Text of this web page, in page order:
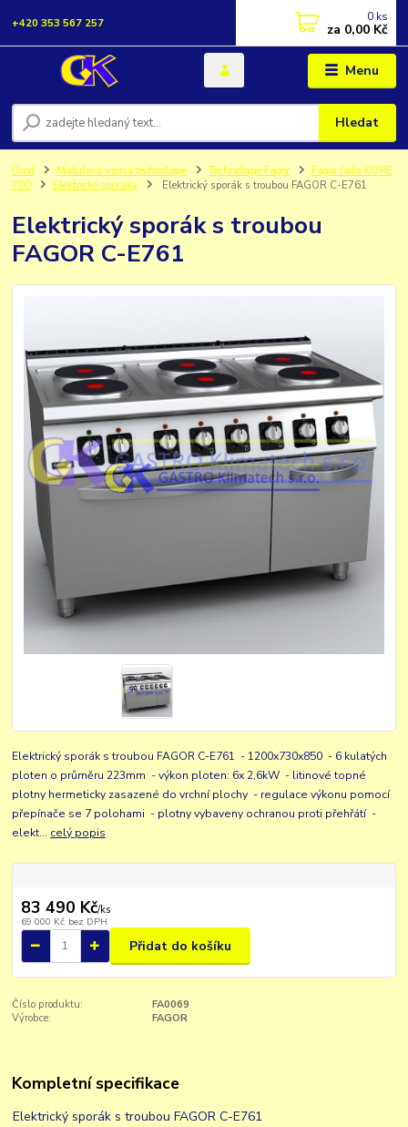
Menu
Hledat
+420 353 567 257 0 ks
za 0,00 Kč
Úvod Modulová varná technologie Technologie Fagor
Fagor řada KORE
700
Elektrické sporáky Elektrický sporák s troubou FAGOR C-E761
Elektrický sporák s troubou
FAGOR C-E761
Elektrický sporák s troubou FAGOR C-E761 - 1200x730x850 - 6 kulatých
ploten o průměru 223mm - výkon ploten: 6x 2,6kW - litinové topné
plotny hermeticky zasazené do vrchní plochy - regulace výkonu pomocí
přepínače se 7 polohami - plotny vybaveny ochranou proti přehřátí -
elekt... celý popis
83 490 Kč/ks
69 000 Kč bez DPH
Přidat do košíku
Číslo produktu:
FA0069
Výrobce:
FAGOR
Kompletní specifikace
Elektrický sporák s troubou FAGOR C-E761